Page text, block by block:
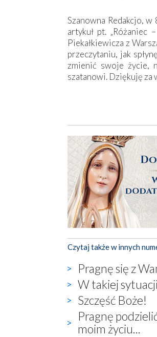
Szanowna Redakcjo,
artykuł pt. „Różaniec
Piekałkiewicza z
przeczytaniu, jak
zmienić swoje życie,
szatanowi. Dziękuję za
Czytaj także w innych
Pragnę się z
W takiej
Szczęść Boże!
Pragnę
moim życiu...